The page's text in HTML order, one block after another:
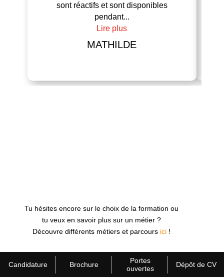
Candidature Brochure
Portes
ouvertes
Dépôt de CV
sont réactifs et sont disponibles
pendant...
Lire plus
MATHILDE
Tu hésites encore sur le choix de la formation ou
tu veux en savoir plus sur un métier ?
Découvre différents métiers et parcours ici!